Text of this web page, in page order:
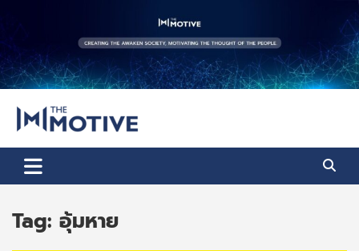
content
The Motive
Tag: อุ้มหาย